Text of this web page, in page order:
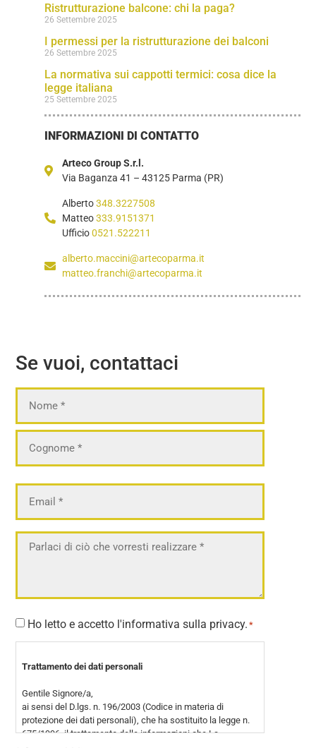
Ristrutturazione balcone: chi la paga?
26 Settembre 2025
I permessi per la ristrutturazione dei balconi
26 Settembre 2025
La normativa sui cappotti termici: cosa dice la
legge italiana
25 Settembre 2025
INFORMAZIONI DI CONTATTO
Arteco Group S.r.l.
Via Baganza 41 – 43125 Parma (PR)
Alberto348.3227508
Matteo333.9151371
Ufficio0521.522211
alberto.maccini@artecoparma.it
matteo.franchi@artecoparma.it
Se vuoi, contattaci
Email
Messaggio
Consenso
*
Ho letto e accetto l'informativa sulla privacy. *
Trattamento dei dati personali
Gentile Signore/a,
ai sensi del D.lgs. n. 196/2003 (Codice in materia di
protezione dei dati personali), che ha sostituito la legge n.
675/1996, il trattamento delle informazioni che La